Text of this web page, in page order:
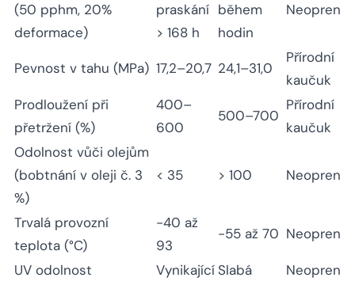
(50 pphm, 20%
deformace)
praskání
> 168 h
během
hodin
Neopren
Pevnost v tahu (MPa) 17,2–20,7 24,1–31,0
Přírodní
kaučuk
Prodloužení při
přetržení (%)
400–
600
500–700
Přírodní
kaučuk
Odolnost vůči olejům
(bobtnání v oleji č. 3
%)
< 35 > 100 Neopren
Trvalá provozní
teplota (°C)
-40 až
93
-55 až 70 Neopren
UV odolnost Vynikající Slabá Neopren